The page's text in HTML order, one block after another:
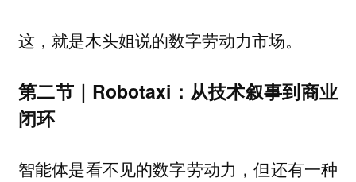
这，就是木头姐说的数字劳动力市场。
第二节｜Robotaxi：从技术叙事到商业
闭环
智能体是看不见的数字劳动力，但还有一种